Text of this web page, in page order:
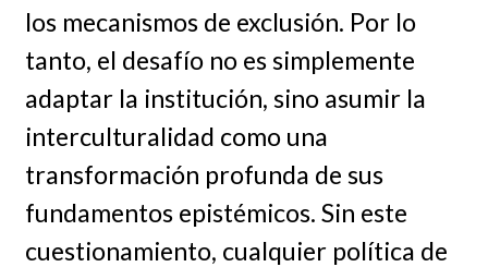
los mecanismos de exclusión. Por lo
tanto, el desafío no es simplemente
adaptar la institución, sino asumir la
interculturalidad como una
transformación profunda de sus
fundamentos epistémicos. Sin este
cuestionamiento, cualquier política de